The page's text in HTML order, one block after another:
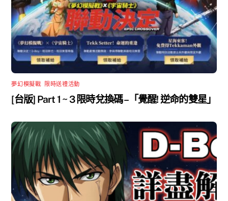
夢幻模擬戰 限時送禮活動
[台版] Part 1 ~ 3 限時兌換碼 –「覺醒! 逆命的雙星」